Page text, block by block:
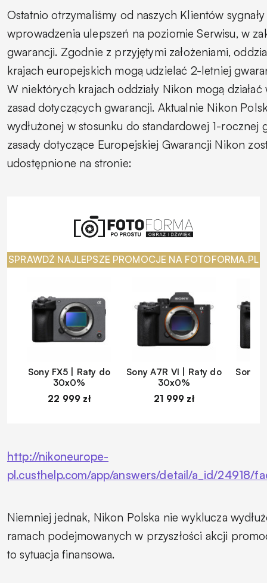
Ostatnio otrzymaliśmy od naszych Klientów
wprowadzenia ulepszeń na poziomie Serwisu, w
gwarancji. Zgodnie z przyjętymi założeniami,
krajach europejskich mogą udzielać 2-letniej
W niektórych krajach oddziały Nikon mogą
zasad dotyczących gwarancji. Aktualnie Nikon
wydłużonej w stosunku do standardowej 1-rocznej
zasady dotyczące Europejskiej Gwarancji Nikon
udostępnione na stronie:
SPRAWDŹ NAJLEPSZE PROMOCJE NA FOTOFORMA.PL
Sony FX5 | Raty do
30x0%
22 999 zł
Sony A7R VI | Raty do
30x0%
21 999 zł
Sony
http://nikoneurope-
pl.custhelp.com/app/answers/detail/a_id/24918/
Niemniej jednak, Nikon Polska nie wyklucza
ramach podejmowanych w przyszłości akcji
to sytuacja finansowa.